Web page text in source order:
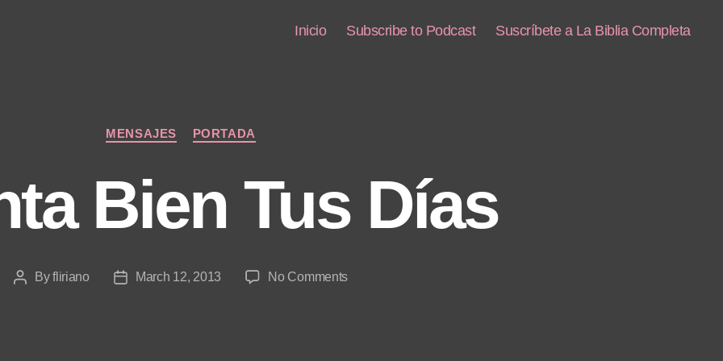
Inicio Subscribe to Podcast Suscríbete a La Biblia Completa
Categories
MENSAJES PORTADA
Bien Tus Días
PostByfliriano
PostMarch 12, 2013 No Commentson